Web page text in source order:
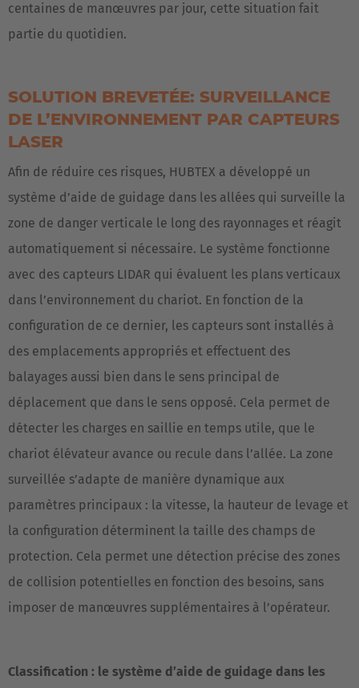
EUROPE
Belgium
Nederlands Français Deutsch
Česká republika
Cesko
Deutschland
Deutsch
España
Español
Français
centaines de manœuvres par jour, cette situation fait
partie du quotidien.
SOLUTION BREVETÉE: SURVEILLANCE
DE L’ENVIRONNEMENT PAR CAPTEURS
LASER
Afin de réduire ces risques, HUBTEX a développé un
système d’aide de guidage dans les allées qui surveille la
zone de danger verticale le long des rayonnages et réagit
automatiquement si nécessaire. Le système fonctionne
avec des capteurs LIDAR qui évaluent les plans verticaux
dans l’environnement du chariot. En fonction de la
configuration de ce dernier, les capteurs sont installés à
des emplacements appropriés et effectuent des
balayages aussi bien dans le sens principal de
déplacement que dans le sens opposé. Cela permet de
détecter les charges en saillie en temps utile, que le
chariot élévateur avance ou recule dans l’allée. La zone
surveillée s’adapte de manière dynamique aux
paramètres principaux : la vitesse, la hauteur de levage et
la configuration déterminent la taille des champs de
protection. Cela permet une détection précise des zones
de collision potentielles en fonction des besoins, sans
imposer de manœuvres supplémentaires à l’opérateur.
Classification : le système d’aide de guidage dans les